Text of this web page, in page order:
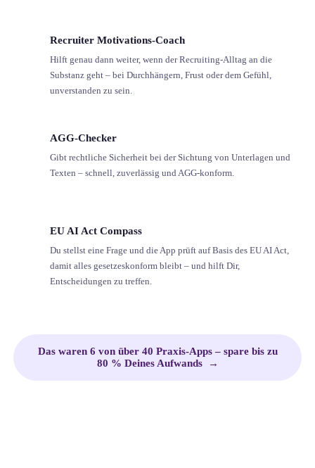
Recruiter Motivations-Coach
Hilft genau dann weiter, wenn der Recruiting-Alltag an die
Substanz geht – bei Durchhängern, Frust oder dem Gefühl,
unverstanden zu sein.
AGG-Checker
Gibt rechtliche Sicherheit bei der Sichtung von Unterlagen und
Texten – schnell, zuverlässig und AGG-konform.
EU AI Act Compass
Du stellst eine Frage und die App prüft auf Basis des EU AI Act,
damit alles gesetzeskonform bleibt – und hilft Dir,
Entscheidungen zu treffen.
Das waren 6 von über 40 Praxis-Apps – spare bis zu
80 % Deines Aufwands →